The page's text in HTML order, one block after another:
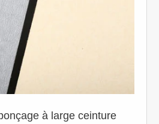
à large ceinture